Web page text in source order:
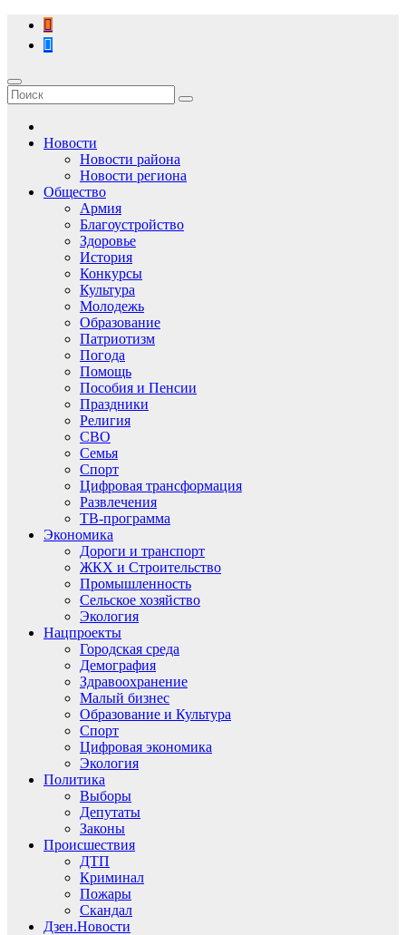
Перейти
содержимому
Новости
Новости района
Новости региона
Общество
Армия
Благоустройство
Здоровье
История
Конкурсы
Культура
Молодежь
Образование
Патриотизм
Погода
Помощь
Пособия и Пенсии
Праздники
Религия
СВО
Семья
Спорт
Цифровая трансформация
Развлечения
ТВ-программа
Экономика
Дороги и транспорт
ЖКХ и Строительство
Промышленность
Сельское хозяйство
Экология
Нацпроекты
Городская среда
Демография
Здравоохранение
Малый бизнес
Образование и Культура
Спорт
Цифровая экономика
Экология
Политика
Выборы
Депутаты
Законы
Происшествия
ДТП
Криминал
Пожары
Скандал
Дзен.Новости